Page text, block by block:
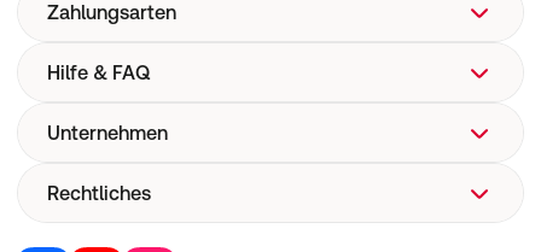
Zahlungsarten
Hilfe & FAQ
FAQ
Versand
Unternehmen
Über uns
Corporate Website
Rechtliches